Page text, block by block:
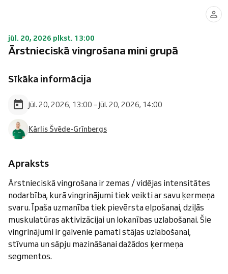
jūl. 20, 2026 plkst. 13:00
Ārstnieciskā vingrošana mini grupā
Sīkāka informācija
jūl. 20, 2026, 13:00 – jūl. 20, 2026, 14:00
Kārlis Švēde-Grīnbergs
Apraksts
Ārstnieciskā vingrošana ir zemas / vidējas intensitātes
nodarbība, kurā vingrinājumi tiek veikti ar savu ķermeņa
svaru. Īpaša uzmanība tiek pievērsta elpošanai, dziļās
muskulatūras aktivizācijai un lokanības uzlabošanai. Šie
vingrinājumi ir galvenie pamati stājas uzlabošanai,
stīvuma un sāpju mazināšanai dažādos ķermeņa
segmentos.